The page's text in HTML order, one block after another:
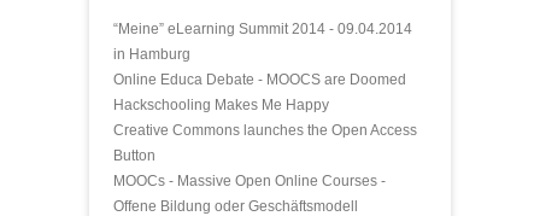
“Meine” eLearning Summit 2014 - 09.04.2014
in Hamburg
Online Educa Debate - MOOCS are Doomed
Hackschooling Makes Me Happy
Creative Commons launches the Open Access
Button
MOOCs - Massive Open Online Courses -
Offene Bildung oder Geschäftsmodell